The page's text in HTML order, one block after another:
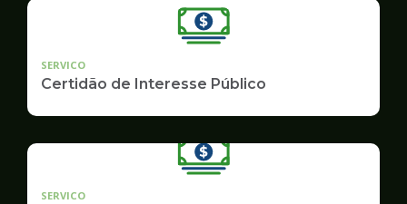
SERVICO
Certidão de Interesse Público
SERVICO